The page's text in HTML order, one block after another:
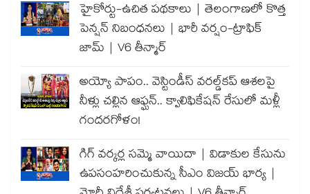
హైకోర్టు-ఉచిత పథకాలు | తెలంగాణలో కొత్త
పెన్షన్ నిబంధనలు | భారీ వర్షం-ట్రాఫిక్
జామ్ | V6 తీన్మార్
అయ్యో పాపం.. వెస్టిండీస్ వరల్డ్‌కప్ ఆశలపై
నీళ్లు చల్లిన ఆఫ్ఘన్.. క్వాలిఫికేషన్ రేసులో మళ్లీ
గందరగోళం!
గిగ్ వర్కర్ల సమ్మె వాయిదా | విడాకుల కేసును
ఉపసంహరించుకున్న సీఎం విజయ్ భార్య |